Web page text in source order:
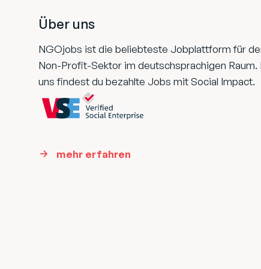
Über uns
NGOjobs ist die beliebteste Jobplattform für
Non-Profit-Sektor im deutschsprachigen Raum.
uns findest du bezahlte Jobs mit Social Impact.
mehr erfahren